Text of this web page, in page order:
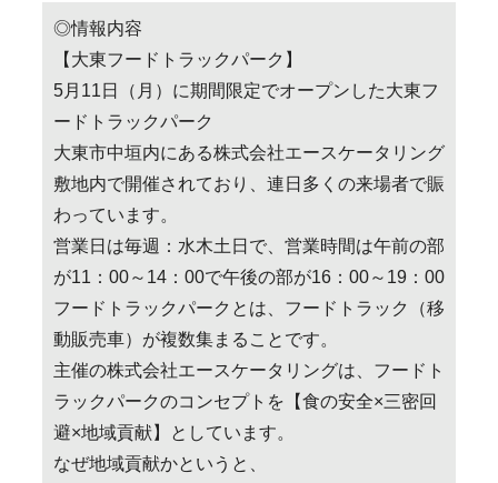
◎情報内容
【大東フードトラックパーク】
5月11日（月）に期間限定でオープンした大東フ
ードトラックパーク
大東市中垣内にある株式会社エースケータリング
敷地内で開催されており、連日多くの来場者で賑
わっています。
営業日は毎週：水木土日で、営業時間は午前の部
が11：00～14：00で午後の部が16：00～19：00
フードトラックパークとは、フードトラック（移
動販売車）が複数集まることです。
主催の株式会社エースケータリングは、フードト
ラックパークのコンセプトを【食の安全×三密回
避×地域貢献】としています。
なぜ地域貢献かというと、